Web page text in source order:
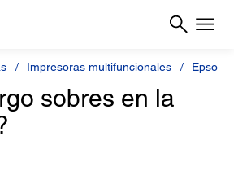
Impresoras multifuncionales Epson L
sobres en la